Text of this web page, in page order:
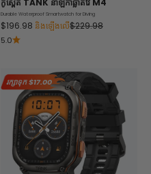
Durable Waterproof Smartwatch for Diving
តម្លៃលក់
$196.98 និងឡើងលើតម្លៃធម្មតា។
$229.98
5.0
រក្សាទុក$17.00